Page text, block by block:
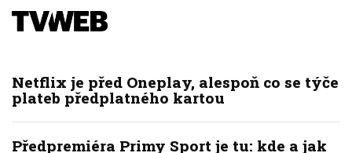
Netflix je před Oneplay, alespoň co se týče
plateb předplatného kartou
Předpremiéra Primy Sport je tu: kde a jak